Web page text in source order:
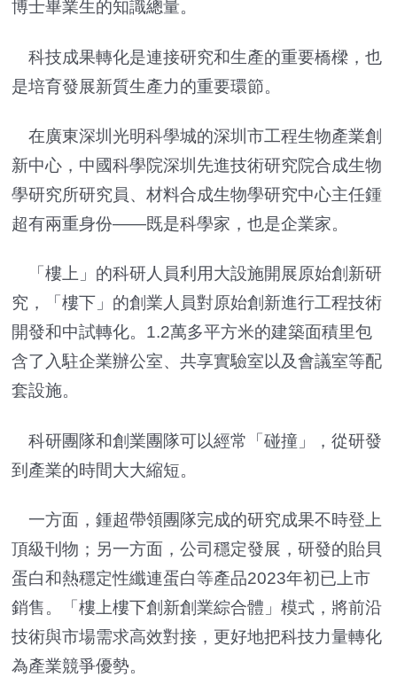
博士畢業生的知識總量。
科技成果轉化是連接研究和生產的重要橋樑，也
是培育發展新質生產力的重要環節。
在廣東深圳光明科學城的深圳市工程生物產業創
新中心，中國科學院深圳先進技術研究院合成生物
學研究所研究員、材料合成生物學研究中心主任鍾
超有兩重身份——既是科學家，也是企業家。
「樓上」的科研人員利用大設施開展原始創新研
究，「樓下」的創業人員對原始創新進行工程技術
開發和中試轉化。1.2萬多平方米的建築面積里包
含了入駐企業辦公室、共享實驗室以及會議室等配
套設施。
科研團隊和創業團隊可以經常「碰撞」，從研發
到產業的時間大大縮短。
一方面，鍾超帶領團隊完成的研究成果不時登上
頂級刊物；另一方面，公司穩定發展，研發的貽貝
蛋白和熱穩定性纖連蛋白等產品2023年初已上市
銷售。「樓上樓下創新創業綜合體」模式，將前沿
技術與市場需求高效對接，更好地把科技力量轉化
為產業競爭優勢。